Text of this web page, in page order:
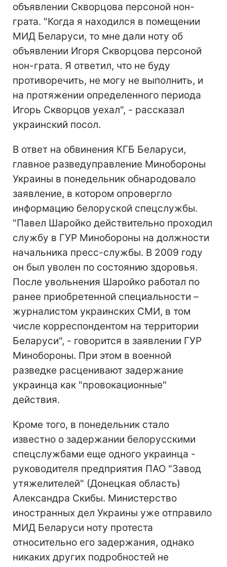
объявлении Скворцова персоной нон-
грата. "Когда я находился в помещении
МИД Беларуси, то мне дали ноту об
объявлении Игоря Скворцова персоной
нон-грата. Я ответил, что не буду
противоречить, не могу не выполнить, и
на протяжении определенного периода
Игорь Скворцов уехал", - рассказал
украинский посол.
В ответ на обвинения КГБ Беларуси,
главное разведуправление Минобороны
Украины в понедельник обнародовало
заявление, в котором опровергло
информацию белоруской спецслужбы.
"Павел Шаройко действительно проходил
службу в ГУР Минобороны на должности
начальника пресс-службы. В 2009 году
он был уволен по состоянию здоровья.
После увольнения Шаройко работал по
ранее приобретенной специальности –
журналистом украинских СМИ, в том
числе корреспондентом на территории
Беларуси", - говорится в заявлении ГУР
Минобороны. При этом в военной
разведке расценивают задержание
украинца как "провокационные"
действия.
Кроме того, в понедельник стало
известно о задержании белорусскими
спецслужбами еще одного украинца -
руководителя предприятия ПАО "Завод
утяжелителей" (Донецкая область)
Александра Скибы. Министерство
иностранных дел Украины уже отправило
МИД Беларуси ноту протеста
относительно его задержания, однако
никаких других подробностей не